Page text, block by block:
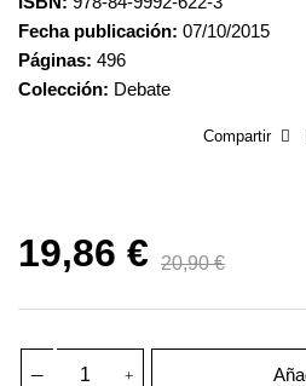
Fecha publicación: 07/10/2015
Páginas: 496
Colección: Debate
Compartir
19,86 € 20,90 €